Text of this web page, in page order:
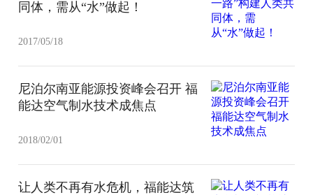
同体，需从“水”做起！
2017/05/18
尼泊尔南亚能源投资峰会召开 福
能达空气制水技术成焦点
2018/02/01
让人类不再有水危机，福能达筑